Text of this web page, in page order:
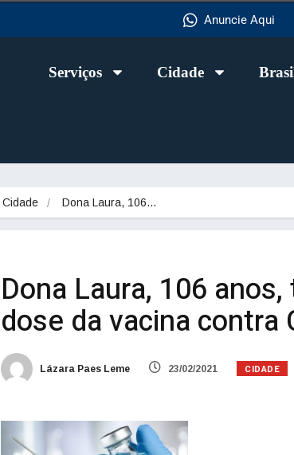
Anuncie Aqui
Serviços Cidade
Cidade Dona Laura, 106…
Dona Laura, 106
dose da vacina contra
Lázara Paes Leme 23/02/2021 CIDADE